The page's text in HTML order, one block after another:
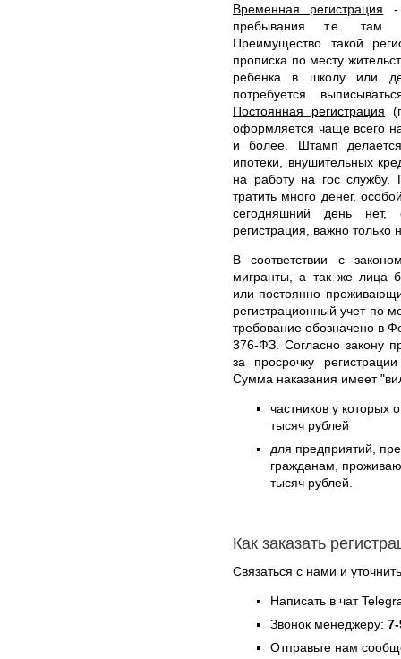
Временная регистрация -
пребывания т.е. там
Преимущество такой
прописка по месту
ребенка в школу или
потребуется
Постоянная регистрация
оформляется чаще всего
и более. Штамп
ипотеки, внушительных
на работу на гос
тратить много денег,
сегодняшний день
регистрация, важно
В соответствии с
мигранты, а так же лица
или постоянно
регистрационный учет по
требование обозначено в
376-ФЗ. Согласно закону
за просрочку
Сумма наказания имеет
частников у которых
тысяч рублей
для предприятий,
гражданам,
тысяч рублей.
Как заказать
Связаться с нами и
Написать в чат
Звонок менеджеру:
Отправьте нам